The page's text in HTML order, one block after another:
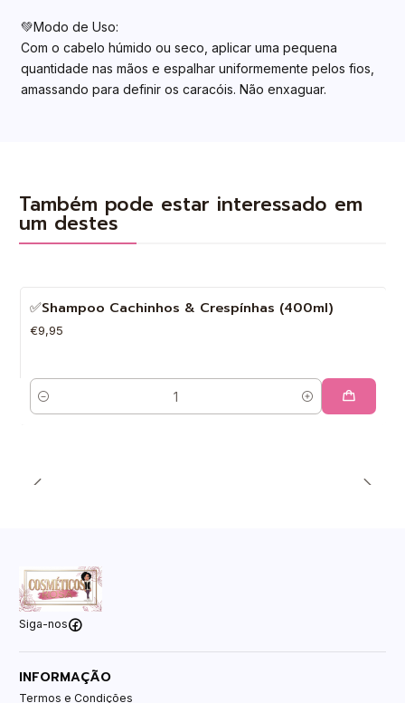
💚Modo de Uso:
Com o cabelo húmido ou seco, aplicar uma pequena
quantidade nas mãos e espalhar uniformemente pelos fios,
amassando para definir os caracóis. Não enxaguar.
Também pode estar interessado em
um destes
✅Shampoo Cachinhos & Crespínhas (400ml)
€9,95
Quantidade
Siga-nos
INFORMAÇÃO
Termos e Condições